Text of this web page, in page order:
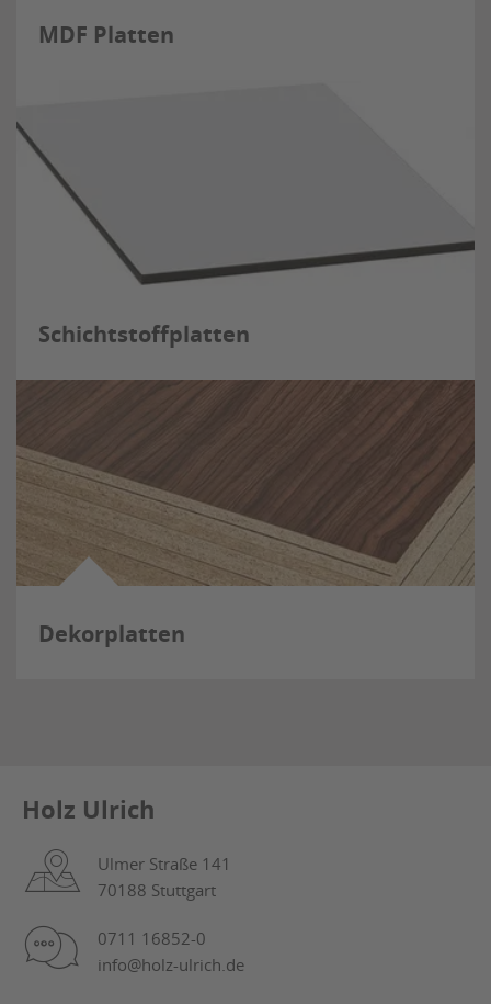
MDF Platten
Schichtstoffplatten
Dekorplatten
Holz Ulrich
Ulmer Straße 141
70188 Stuttgart
0711 16852-0
info@holz-ulrich.de